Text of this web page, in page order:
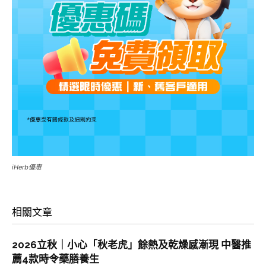
iHerb優惠
相關文章
2026立秋｜小心「秋老虎」餘熱及乾燥感漸現 中醫推
薦4款時令藥膳養生